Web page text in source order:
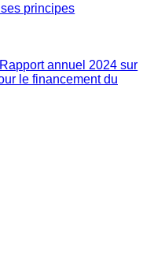
principes
Rapport annuel 2024 sur
le financement du